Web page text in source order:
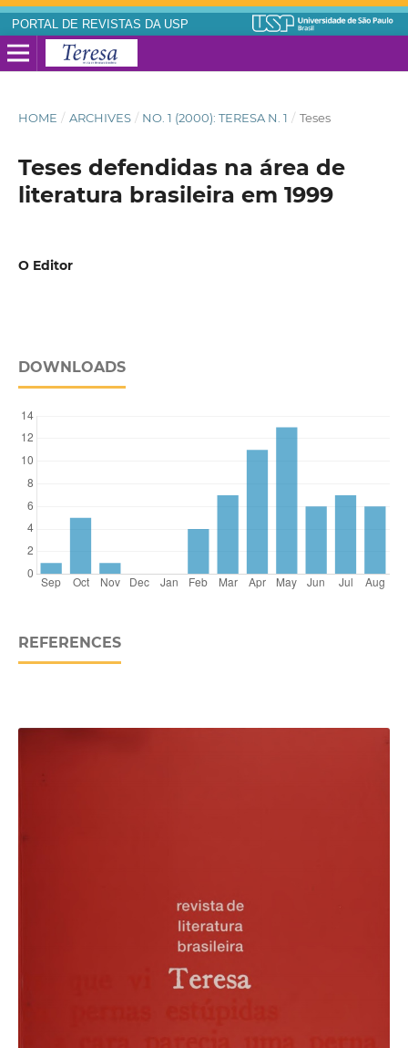
PORTAL DE REVISTAS DA USP
HOME / ARCHIVES / NO. 1 (2000): TERESA N. 1 / Teses
Teses defendidas na área de
literatura brasileira em 1999
O Editor
DOWNLOADS
REFERENCES